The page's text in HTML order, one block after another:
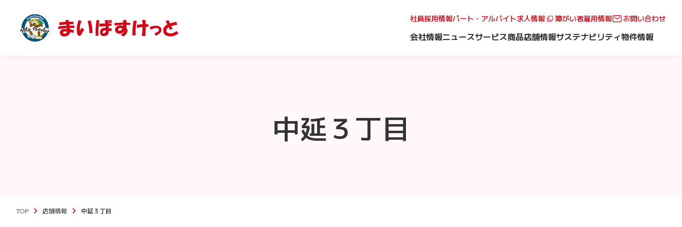
社員採用情報パート・アルバイト求人情報 障がい者雇用情報 お問い合わせ
会社情報ニュースサービス商品店舗情報サステナビリティ物件情報
中延３丁目
TOP 店舗情報 中延３丁目